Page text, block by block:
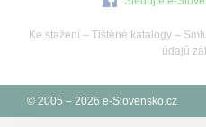
Ke stažení– Tištěné katalogy–
údajů
© 2005 – 2026 e-Slovensko.cz